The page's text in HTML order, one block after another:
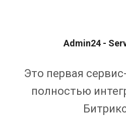
Admin24 -
Это первая
полностью